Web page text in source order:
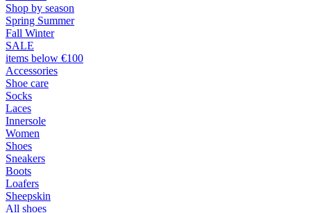
Shop by season
Spring Summer
Fall Winter
SALE
items below €100
Accessories
Shoe care
Socks
Laces
Innersole
Women
Shoes
Sneakers
Boots
Loafers
Sheepskin
All shoes